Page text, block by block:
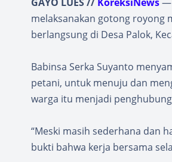
melaksanakan gotong royong
berlangsung di Desa Palok,
Babinsa Serka Suyanto
petani, untuk menuju dan
warga itu menjadi
“Meski masih sederhana dan
bukti bahwa kerja bersama